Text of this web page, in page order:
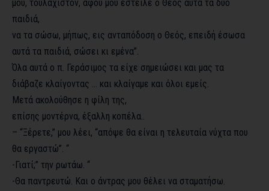
μου, τουλάχιστον, αφού μου έστειλε ο Θεός αυτά τα δύο
παιδιά,
να τα σώσω, μήπως, εις ανταπόδοση ο Θεός, επειδή έσωσα
αυτά τα παιδιά, σώσει κι εμένα”.
Όλα αυτά ο π. Γεράσιμος τα είχε σημειώσει και μας τα
διάβαζε κλαίγοντας … και κλαίγαμε και όλοι εμείς.
Μετά ακολούθησε η φίλη της,
επίσης μοντέρνα, έξαλλη κοπέλα..
– “Ξέρετε,” μου λέει, “απόψε θα είναι η τελευταία νύχτα που
θα εργαστώ”. “
-Γιατί;” την ρωτάω. “
-Θα παντρευτώ. Και ο άντρας μου θέλει να σταματήσω.